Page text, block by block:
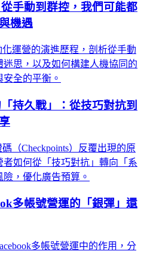
手動到群控，我們可能都
機遇
化運營的演進歷程，剖析從手動
思，以及如何構建人機協同的
全的平衡。
持久戰」：從技巧對抗到
（Checkpoints）反覆出現的原
者如何從「技巧對抗」轉向「系
，優化廣告預算。
多帳號營運的「銀彈」還
多帳號營運中的作用，分